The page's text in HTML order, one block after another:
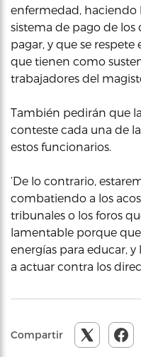
enfermedad, haciendo
sistema de pago de los
pagar, y que se
que tienen como
trabajadores del
También pedirán que
conteste cada una de
estos funcionarios.
‘De lo contrario,
combatiendo a los
tribunales o los foros
lamentable porque
energías para educar,
a actuar contra los
Compartir